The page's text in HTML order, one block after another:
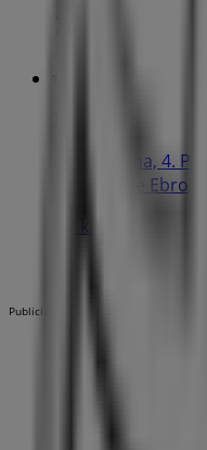
C/ Guadiana, 4.
Miranda de Ebro
1.8 km
Publicidad